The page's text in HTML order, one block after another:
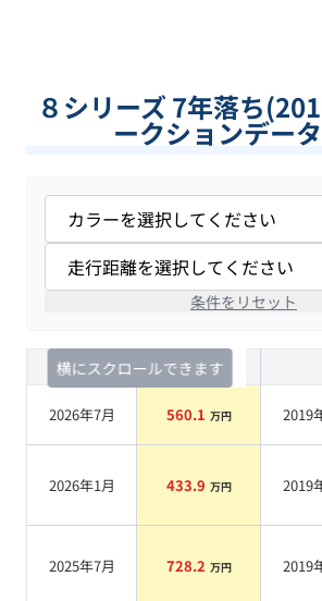
８シリーズ 7年落ち
ークションデー
条件をリセット
横にスクロールできます
査定時期 セルカ実績
2026年7月 560.1 万円 2019
2026年1月 433.9 万円 2019
2025年7月 728.2 万円 2019